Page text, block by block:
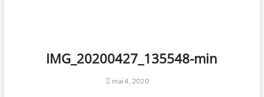
IMG_20200427_135548-min
mai 4, 2020